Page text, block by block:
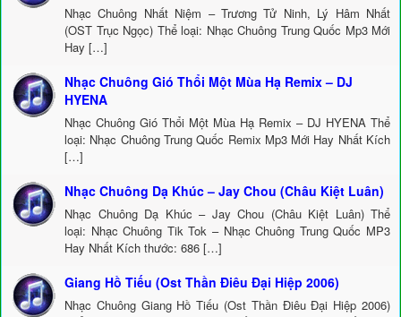
Nhạc Chuông Nhất Niệm – Trương Tử Ninh, Lý Hâm Nhất
(OST Trục Ngọc) Thể loại: Nhạc Chuông Trung Quốc Mp3 Mới
Hay […]
Nhạc Chuông Gió Thổi Một Mùa Hạ Remix – DJ
HYENA
Nhạc Chuông Gió Thổi Một Mùa Hạ Remix – DJ HYENA Thể
loại: Nhạc Chuông Trung Quốc Remix Mp3 Mới Hay Nhất Kích
[…]
Nhạc Chuông Dạ Khúc – Jay Chou (Châu Kiệt Luân)
Nhạc Chuông Dạ Khúc – Jay Chou (Châu Kiệt Luân) Thể
loại: Nhạc Chuông Tik Tok – Nhạc Chuông Trung Quốc MP3
Hay Nhất Kích thước: 686 […]
Giang Hồ Tiếu (Ost Thần Điêu Đại Hiệp 2006)
Nhạc Chuông Giang Hồ Tiếu (Ost Thần Điêu Đại Hiệp 2006)